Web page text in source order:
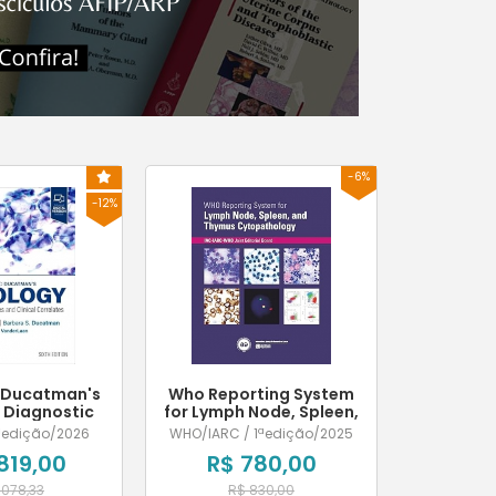
-12%
Clinical
2026
-6%
Who Reporting System
for Lymph Node, Spleen,
and Thymus
Cytopathology
WHO/IARC / 1ªedição/2025
R$ 780,00
R$ 830,00